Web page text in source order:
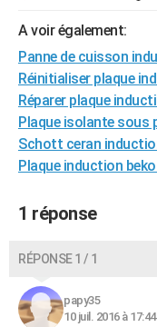
LIFESTYLE
Art de vivre
Bien-être
Loisirs
Mode
Modes de vie
SANTE
Alimentation
Guide de la santé
Maladies
Médicaments
Sommeil
VOYAGE
Destinations
City break
Voyage nature
Voyage de noces
Forum
Climat
+PHOTO
GUIDES D'ACHAT
BONS PLANS
Dictionnaire
Biographies
Citations
Expressions
Proverbes
PROGRAMME TV
A voir également:
Panne de cuisson
Réinitialiser plaque
Réparer plaque
Plaque isolante sous
Schott ceran
Plaque induction
1 réponse
RÉPONSE 1 / 1
papy35
10 juil. 2016 à 17:44